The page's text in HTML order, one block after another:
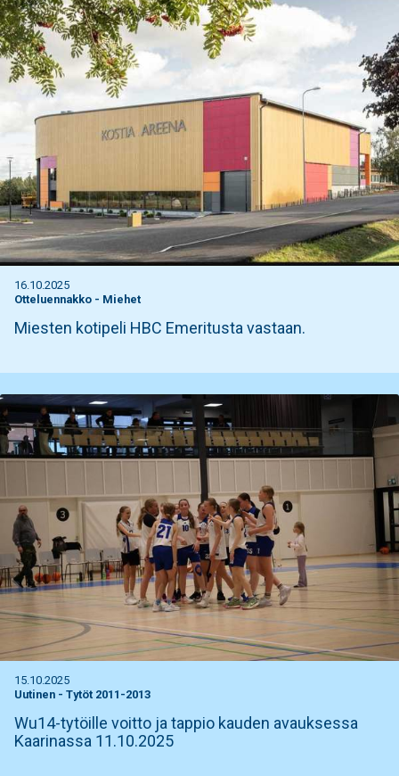
16.10.2025
Otteluennakko - Miehet
Miesten kotipeli HBC Emeritusta vastaan.
15.10.2025
Uutinen - Tytöt 2011-2013
Wu14-tytöille voitto ja tappio kauden avauksessa
Kaarinassa 11.10.2025